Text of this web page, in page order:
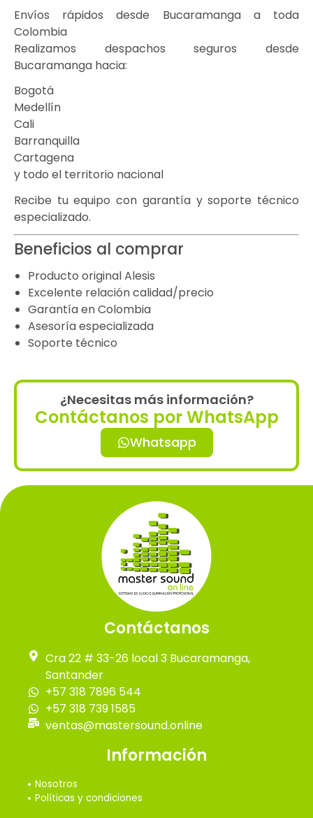
Envíos rápidos desde Bucaramanga a toda
Colombia
Realizamos despachos seguros desde
Bucaramanga hacia:
Bogotá
Medellín
Cali
Barranquilla
Cartagena
y todo el territorio nacional
Recibe tu equipo con garantía y soporte técnico
especializado.
Beneficios al comprar
Producto original Alesis
Excelente relación calidad/precio
Garantía en Colombia
Asesoría especializada
Soporte técnico
¿Necesitas más información?
Contáctanos por WhatsApp
Whatsapp
Contáctanos
Cra 22 # 33-26 local 3 Bucaramanga,
Santander
+57 318 7896 544
+57 318 739 1585
ventas@mastersound.online
Información
Nosotros
Políticas y condiciones